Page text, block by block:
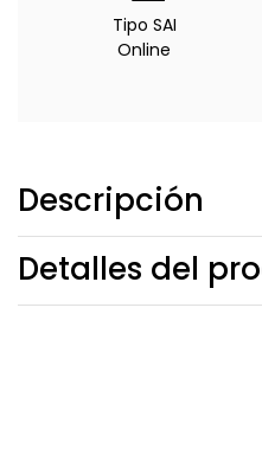
Tipo SAI
Online
Descripción
Detalles del